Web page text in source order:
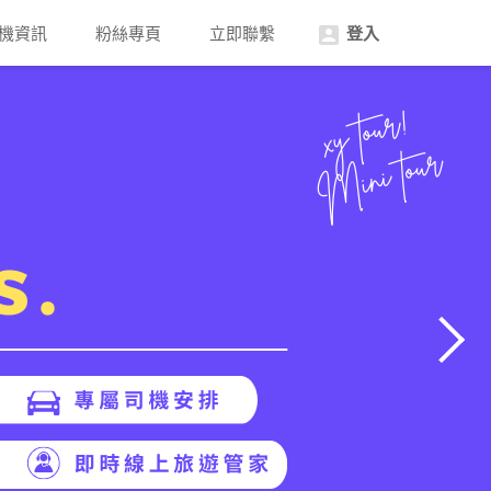
資訊 粉絲專頁 立即聯繫  登入